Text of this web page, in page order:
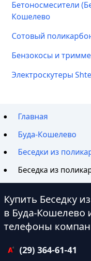
Бетоносмесители
Кошелево
Сотовый
Бензокосы и
Электроскутеры
Главная
Буда-Кошелево
Беседки из
Беседка из
Купить Беседку
в Буда-Кошелево
телефоны
(29) 364-61-41